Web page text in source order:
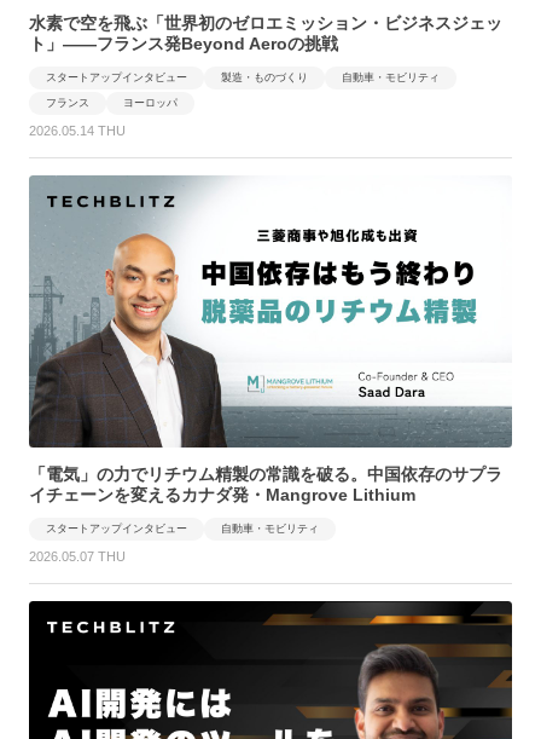
水素で空を飛ぶ「世界初のゼロエミッション・ビジネスジェッ
ト」——フランス発Beyond Aeroの挑戦
スタートアップインタビュー 製造・ものづくり 自動車・モビリティ
フランス ヨーロッパ
2026.05.14 THU
「電気」の力でリチウム精製の常識を破る。中国依存のサプラ
イチェーンを変えるカナダ発・Mangrove Lithium
スタートアップインタビュー 自動車・モビリティ
2026.05.07 THU